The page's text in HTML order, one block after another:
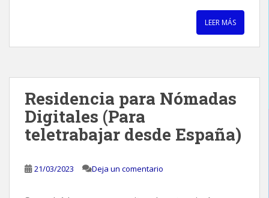
LEER MÁS
Residencia para Nómadas
Digitales (Para
teletrabajar desde España)
21/03/2023 Deja un comentario